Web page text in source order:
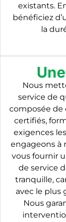
existants.
bénéficiez
la
Nous
service de
composée de
certifiés,
exigences
engageons à
vous fournir
de service
tranquille,
avec le plus
Nous